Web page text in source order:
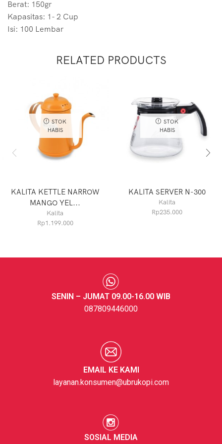
Berat: 150gr
Kapasitas: 1- 2 Cup
Isi: 100 Lembar
RELATED PRODUCTS
STOK
HABIS
KALITA KETTLE NARROW
MANGO YEL...
Kalita
Rp1.199.000
STOK
HABIS
KALITA SERVER N-300
Kalita
Rp235.000
SENIN – JUMAT 09.00-16.00 WIB
087809446000
EMAIL KE KAMI
layanan.konsumen@ubrukopi.com
SOSIAL MEDIA